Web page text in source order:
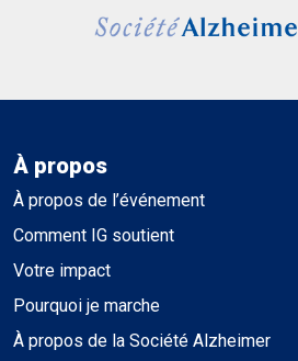
À propos
À propos de l’événement
Comment IG soutient
Votre impact
Pourquoi je marche
À propos de la Société Alzheimer